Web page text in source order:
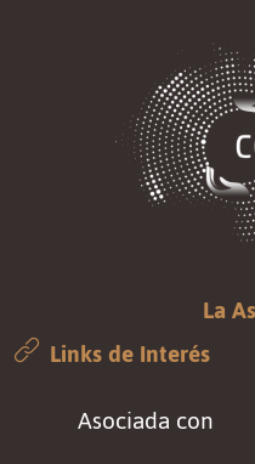
La
Links de Interés
Asociada con